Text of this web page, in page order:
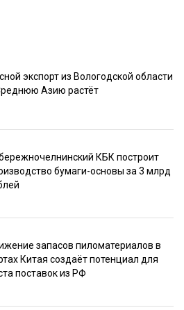
экспорт из Вологодской области
Азию растёт
КБК построит
бумаги-основы за 3 млрд
запасов пиломатериалов в
Китая создаёт потенциал для
поставок из РФ